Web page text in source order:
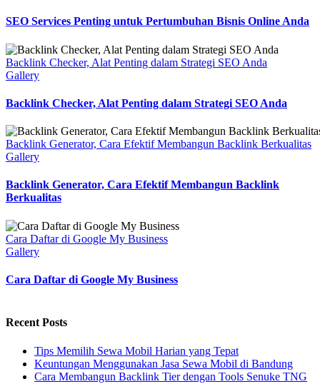
SEO Services Penting untuk Pertumbuhan Bisnis Online Anda
Backlink Checker, Alat Penting dalam Strategi SEO Anda
Gallery
Backlink Checker, Alat Penting dalam Strategi SEO Anda
Backlink Generator, Cara Efektif Membangun Backlink Berkualitas
Gallery
Backlink Generator, Cara Efektif Membangun Backlink
Berkualitas
Cara Daftar di Google My Business
Gallery
Cara Daftar di Google My Business
Recent Posts
Tips Memilih Sewa Mobil Harian yang Tepat
Keuntungan Menggunakan Jasa Sewa Mobil di Bandung
Cara Membangun Backlink Tier dengan Tools Senuke TNG